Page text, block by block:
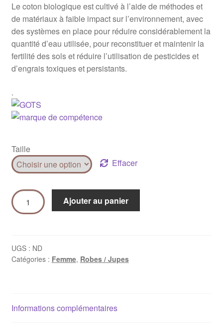
Le coton biologique est cultivé à l’aide de méthodes et
de matériaux à faible impact sur l’environnement, avec
des systèmes en place pour réduire considérablement la
quantité d’eau utilisée, pour reconstituer et maintenir la
fertilité des sols et réduire l’utilisation de pesticides et
d’engrais toxiques et persistants.
.
Taille
Effacer
Ajouter au panier
UGS : ND
Catégories : Femme, Robes / Jupes
Informations complémentaires